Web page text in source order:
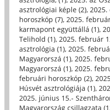
asztrológiai képle (2), 2025.
horoszkóp (7), 2025.
karmapont együttállá (1),
Telihold (1), 2025. február
asztrológia (1), 2025.
Magyarorszá (1), 2025.
Magyarorszá (1), 2025.
februári horoszkóp (2),
Húsvét asztrológiája (1),
2025. június 15.-
Magyarország csillagzata